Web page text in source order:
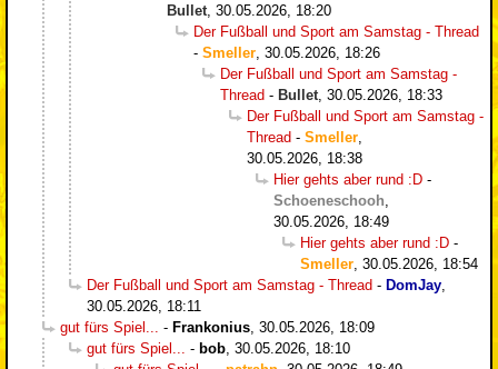
Bullet 30.05.2026, 18:20
Der Fußball und Sport am Samstag - Thread
- Smeller 30.05.2026, 18:26
Der Fußball und Sport am Samstag -
Thread - Bullet 30.05.2026, 18:33
Der Fußball und Sport am Samstag -
Thread - Smeller
30.05.2026, 18:38
Hier gehts aber rund :D -
Schoeneschooh
30.05.2026, 18:49
Hier gehts aber rund :D -
Smeller 30.05.2026, 18:54
Der Fußball und Sport am Samstag - Thread - DomJay
30.05.2026, 18:11
gut fürs Spiel...
- Frankonius 30.05.2026, 18:09
gut fürs Spiel...
- bob 30.05.2026, 18:10